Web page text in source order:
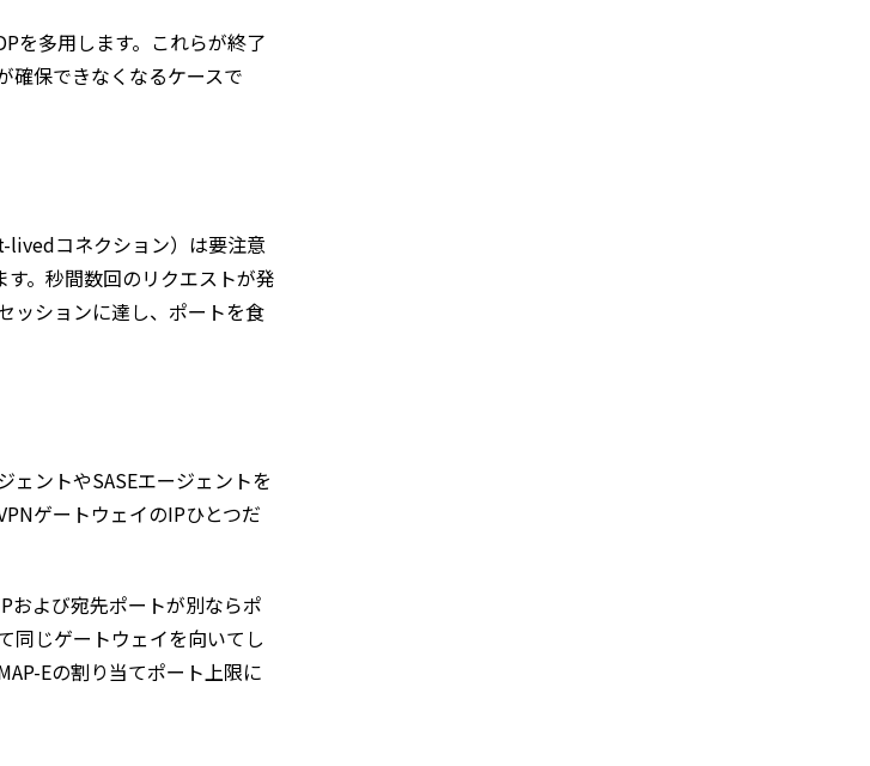
を多用します。これらが終了
確保できなくなるケースで
livedコネクション）は要注意
。秒間数回のリクエストが発
ッションに達し、ポートを食
ェントやSASEエージェントを
ゲートウェイのIPひとつだ
および宛先ポートが別ならポ
同じゲートウェイを向いてし
Eの割り当てポート上限に